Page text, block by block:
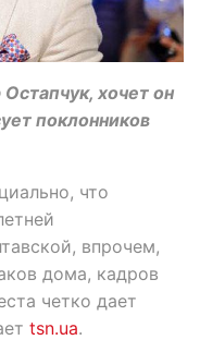
хочет он
поклонников
что
впрочем,
дома, кадров
четко дает
tsn.ua.